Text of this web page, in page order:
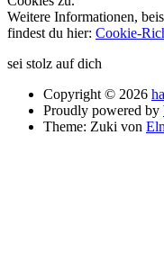
Weitere Informationen,
findest du hier: Cookie-
sei stolz auf dich
Copyright © 2026
Proudly powered by
Theme: Zuki von